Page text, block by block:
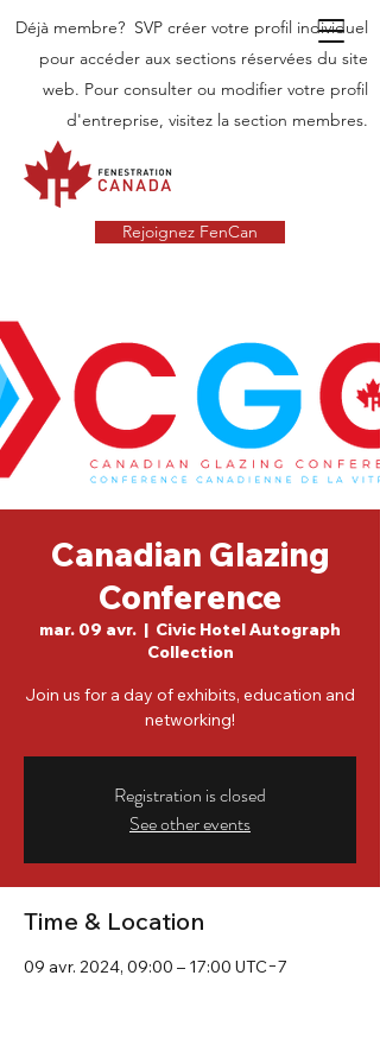
Déjà membre? SVP créer votre profil individuel
pour accéder aux sections réservées du site
web. Pour consulter ou modifier votre profil
d'entreprise, visitez la section membres.
Rejoignez FenCan
Canadian Glazing
Conference
mar. 09 avr.
  |
Civic Hotel Autograph
Collection
Join us for a day of exhibits, education and
networking!
Registration is closed
See other events
Time & Location
09 avr. 2024, 09:00 – 17:00 UTC−7